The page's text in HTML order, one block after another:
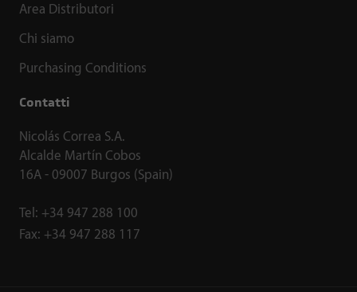
Area Distributori
Chi siamo
Purchasing Conditions
Contatti
Nicolás Correa S.A.
Alcalde Martín Cobos
16A - 09007 Burgos (Spain)
Tel: +34 947 288 100
Fax: +34 947 288 117